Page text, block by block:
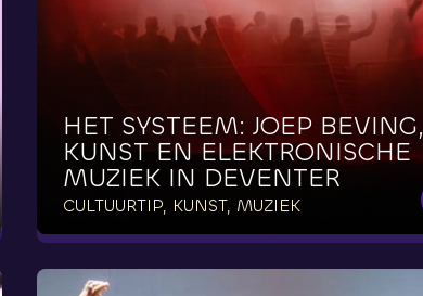
HET SYSTEEM: JOEP BEVING,
KUNST EN ELEKTRONISCHE
MUZIEK IN DEVENTER
CULTUURTIP, KUNST, MUZIEK